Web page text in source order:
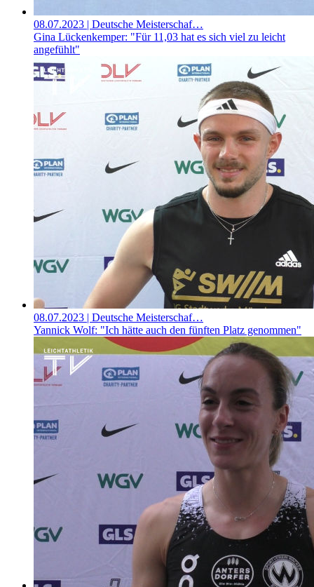
08.07.2023 | Deutsche Meisterschaf…
Gina Lückenkemper: "Für 11,03 hat es sich viel zu leicht
angefühlt"
08.07.2023 | Deutsche Meisterschaf…
Yannick Wolf: "Ich hätte auch den fünften Platz genommen"